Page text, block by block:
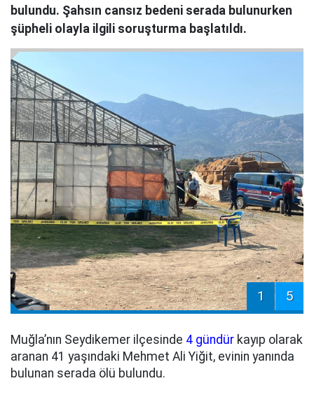
bulundu. Şahsın cansız bedeni serada bulunurken
şüpheli olayla ilgili soruşturma başlatıldı.
1 5
Muğla’nın Seydikemer ilçesinde 4 gündür kayıp olarak
aranan 41 yaşındaki Mehmet Ali Yiğit, evinin yanında
bulunan serada ölü bulundu.